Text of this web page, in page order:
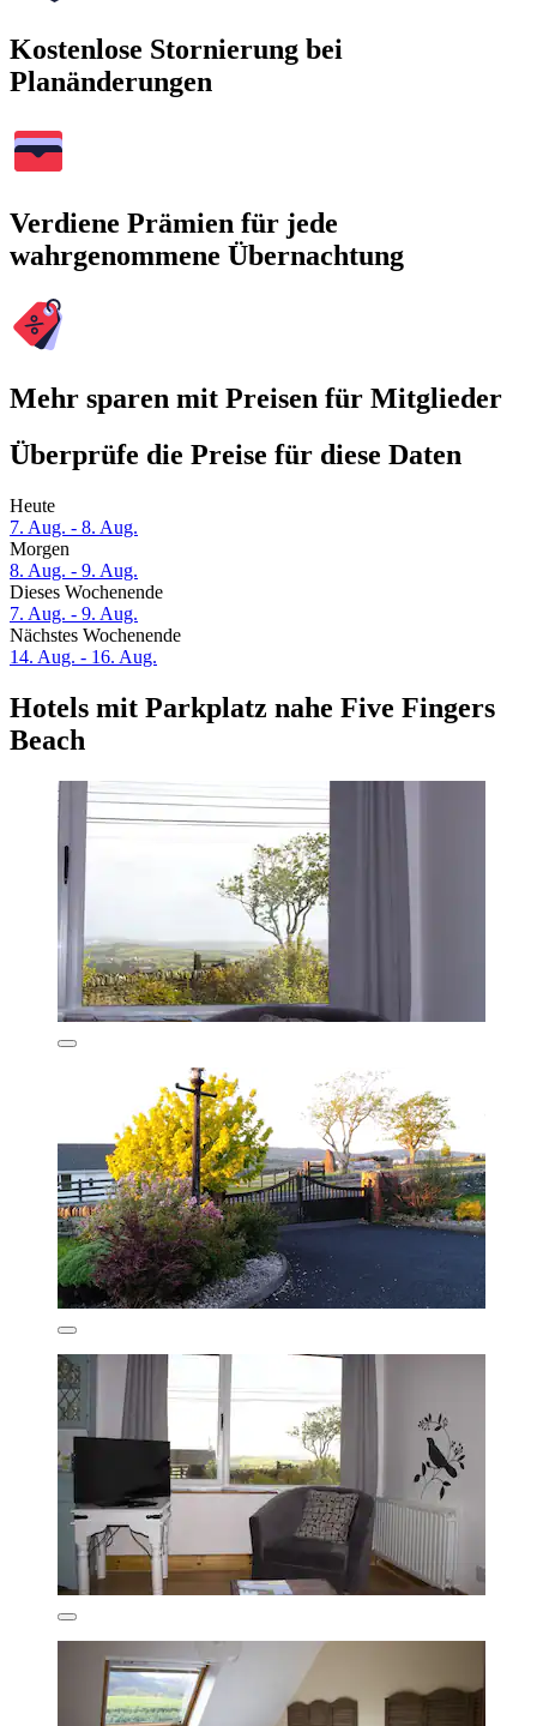
Kostenlose Stornierung bei
Planänderungen
Verdiene Prämien für jede
wahrgenommene Übernachtung
Mehr sparen mit Preisen für Mitglieder
Überprüfe die Preise für diese Daten
Heute
7. Aug. - 8. Aug.
Morgen
8. Aug. - 9. Aug.
Dieses Wochenende
7. Aug. - 9. Aug.
Nächstes Wochenende
14. Aug. - 16. Aug.
Hotels mit Parkplatz nahe Five Fingers
Beach